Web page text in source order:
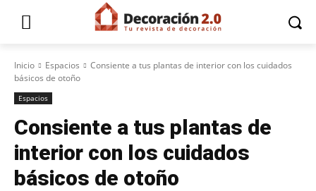
Inicio Espacios
Consiente a tus plantas de interior con los cuidados
básicos de otoño
Espacios
Consiente a tus plantas de
interior con los cuidados
básicos de otoño